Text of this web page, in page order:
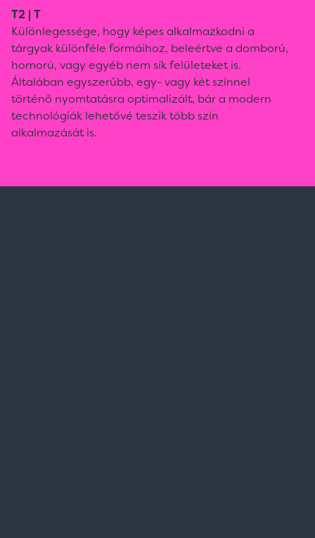
T2 | T
Különlegessége, hogy képes alkalmazkodni a
tárgyak különféle formáihoz, beleértve a domború,
homorú, vagy egyéb nem sík felületeket is.
Általában egyszerűbb, egy- vagy két színnel
történő nyomtatásra optimalizált, bár a modern
technológiák lehetővé teszik több szín
alkalmazását is.